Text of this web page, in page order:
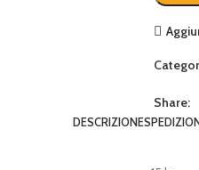
Share:
DESCRIZIONE